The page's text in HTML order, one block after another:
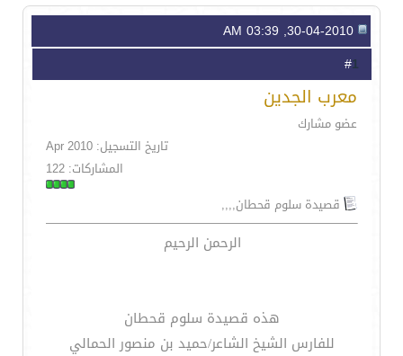
1
معرب الجدين
عضو مشارك
تاريخ التسجيل: Apr 2010
المشاركات: 122
قصيدة سلوم قحطان,,,,
الرحمن الرحيم
هذه قصيدة سلوم قحطان
للفارس الشيخ الشاعر/حميد بن منصور الحمالي